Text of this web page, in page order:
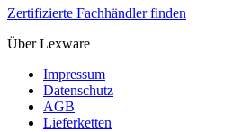
Zertifizierte Fachhändler finden
Über Lexware
Impressum
Datenschutz
AGB
Lieferketten